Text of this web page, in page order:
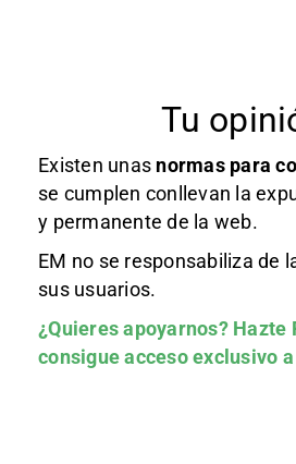
Tu
Existen unas normas para
se cumplen conllevan la
y permanente de la web.
EM no se responsabiliza de
sus usuarios.
¿Quieres apoyarnos? Hazte
consigue acceso exclusivo